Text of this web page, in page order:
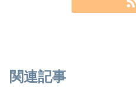
関連記事